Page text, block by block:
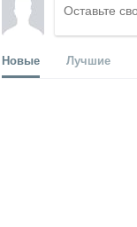
Новые Лучшие